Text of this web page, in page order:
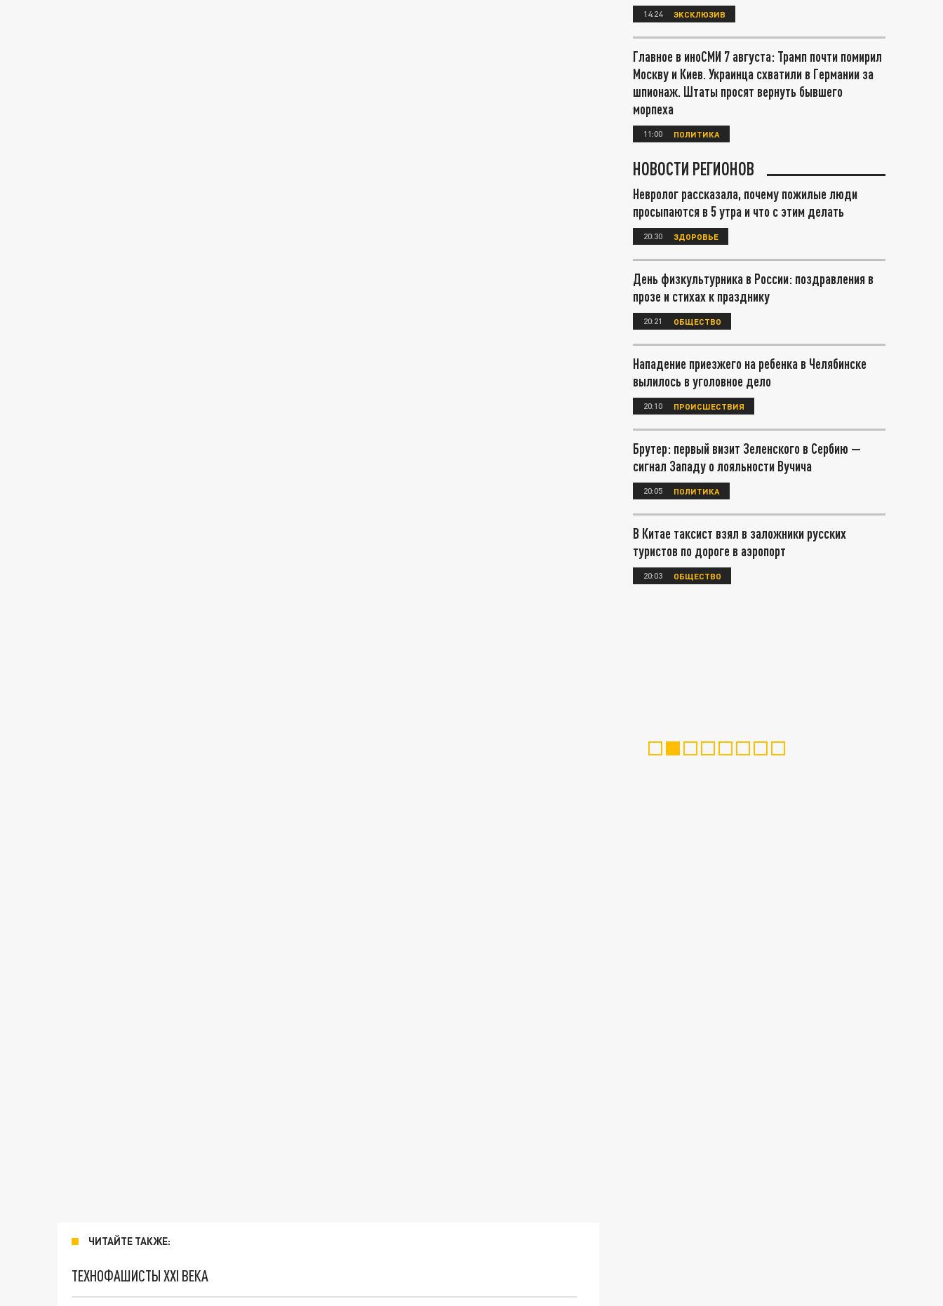
ЧИТАЙТЕ ТАКЖЕ:
ТЕХНОФАШИСТЫ XXI ВЕКА
14:24 ЭКСКЛЮЗИВ
Главное в иноСМИ 7 августа: Трамп почти помирил
Москву и Киев. Украинца схватили в Германии за
шпионаж. Штаты просят вернуть бывшего
морпеха
11:00 ПОЛИТИКА
НОВОСТИ РЕГИОНОВ
Невролог рассказала, почему пожилые люди
просыпаются в 5 утра и что с этим делать
20:30 ЗДОРОВЬЕ
День физкультурника в России: поздравления в
прозе и стихах к празднику
20:21 ОБЩЕСТВО
Нападение приезжего на ребенка в Челябинске
вылилось в уголовное дело
20:10 ПРОИСШЕСТВИЯ
Брутер: первый визит Зеленского в Сербию —
сигнал Западу о лояльности Вучича
20:05 ПОЛИТИКА
В Китае таксист взял в заложники русских
туристов по дороге в аэропорт
20:03 ОБЩЕСТВО